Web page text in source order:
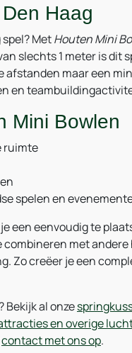
Haag
MetHouten Mini
slechts 1 meter is dit
afstanden maar een
en
Mini Bowlen
ruimte
spelen en
een eenvoudig te
combineren met
Zo creëer je een
Bekijk al onze
en overige
contact met ons op.